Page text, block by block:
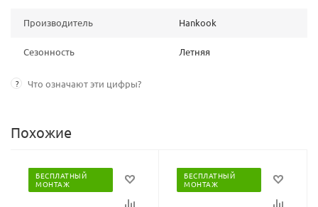
Производитель Hankook
Сезонность Летняя
? Что означают эти цифры?
Похожие
БЕСПЛАТНЫЙ
МОНТАЖ
БЕСПЛАТНЫЙ
МОНТАЖ